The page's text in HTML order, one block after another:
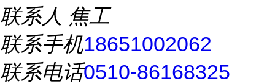
联系人 焦工
联系手机18651002062
联系电话0510-86168325